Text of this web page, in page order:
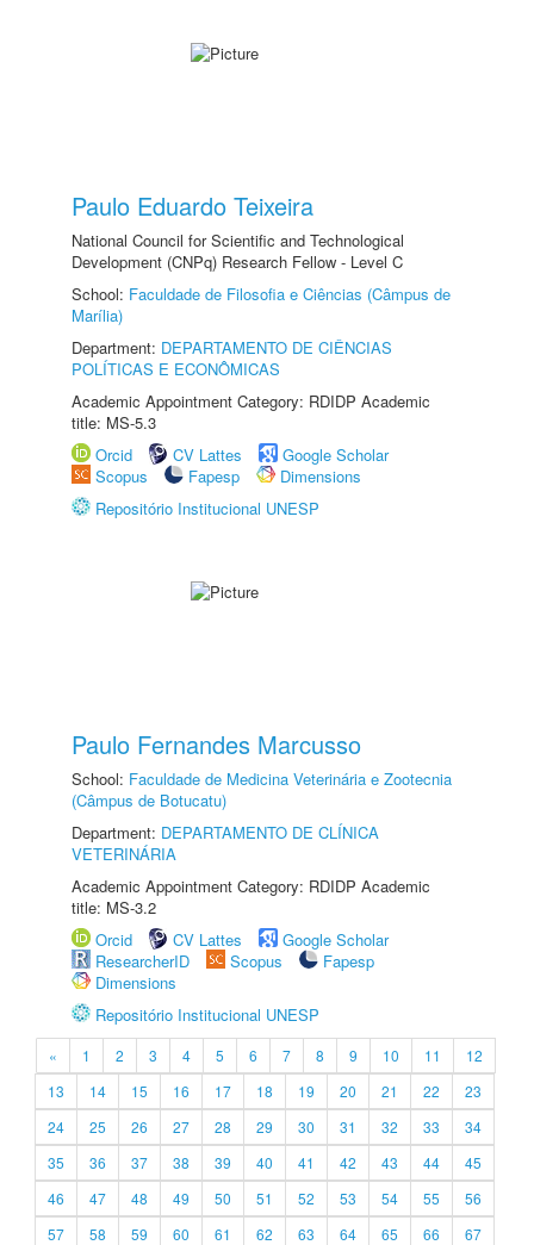
Paulo Eduardo Teixeira
National Council for Scientific and Technological
Development (CNPq) Research Fellow - Level C
School: Faculdade de Filosofia e Ciências (Câmpus de
Marília)
Department: DEPARTAMENTO DE CIÊNCIAS
POLÍTICAS E ECONÔMICAS
Academic Appointment Category: RDIDP Academic
title: MS-5.3
Orcid
CV Lattes
Google Scholar
Scopus
Fapesp
Dimensions
Repositório Institucional UNESP
Paulo Fernandes Marcusso
School: Faculdade de Medicina Veterinária e Zootecnia
(Câmpus de Botucatu)
Department: DEPARTAMENTO DE CLÍNICA
VETERINÁRIA
Academic Appointment Category: RDIDP Academic
title: MS-3.2
Orcid
CV Lattes
Google Scholar
ResearcherID
Scopus
Fapesp
Dimensions
Repositório Institucional UNESP
« 1 2 3 4 5 6 7 8 9 10 11
12
13
14 15 16 17 18 19 20 21 22
23
24
25 26 27 28 29 30 31 32 33
34
35
36 37 38 39 40 41 42 43 44
45
46
47 48 49 50 51 52 53 54 55
56
57
58 59 60 61 62 63 64 65 66
67